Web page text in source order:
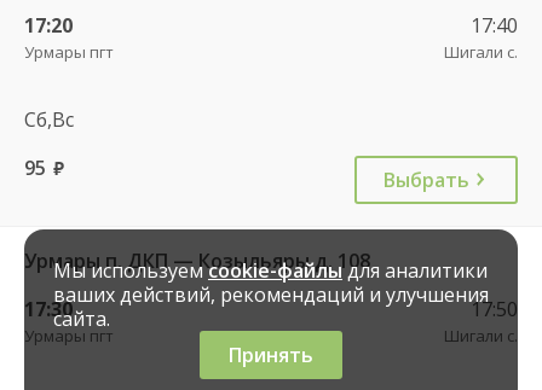
17:20
Урмары пгт
17:40
Шигали с.
Сб,Вс
95 руб. Выбрать
Урмары п. ДКП — Козыльяры д. 108
17:30
Урмары пгт
17:50
Шигали с.
Мы используемcookie-файлыдля аналитики
ваших действий, рекомендаций и улучшения
сайта.
Принять